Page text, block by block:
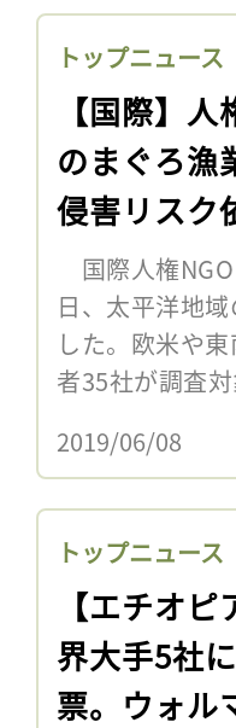
トップニュース
【国際】
のまぐろ漁
侵害リスク
国際人権
日、太平洋地
した。欧米や
者35社が調査
2019/06/08
トップニュース
【エチオ
界大手5社
票。ウォル